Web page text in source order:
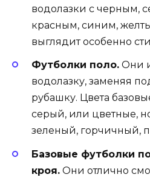
водолазки с черным,
красным, синим,
выглядит особенно
Футболки поло. Они
водолазку, заменяя
рубашку. Цвета
серый, или цветные,
зеленый, горчичный,
Базовые футболки
кроя. Они отлично